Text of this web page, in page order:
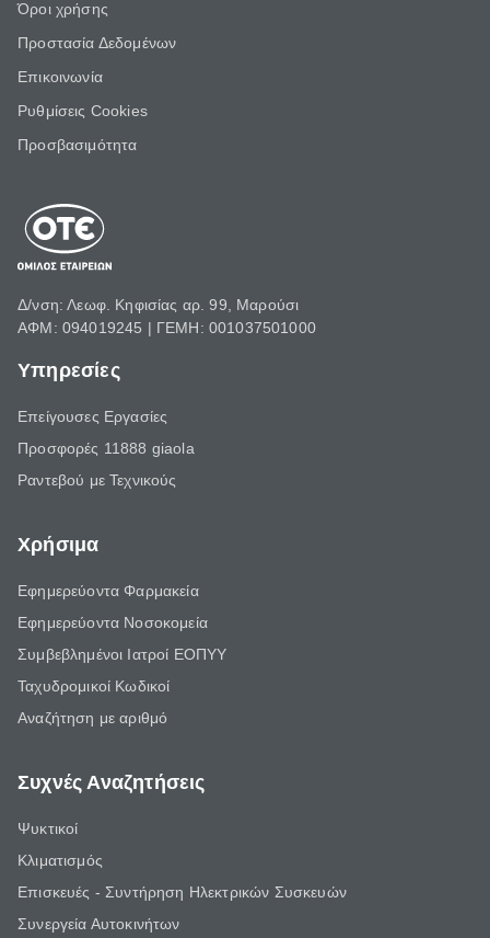
Όροι χρήσης
Προστασία Δεδομένων
Επικοινωνία
Ρυθμίσεις Cookies
Προσβασιμότητα
Δ/νση: Λεωφ. Κηφισίας αρ. 99, Μαρούσι
ΑΦΜ: 094019245 | ΓΕΜΗ: 001037501000
Υπηρεσίες
Επείγουσες Εργασίες
Προσφορές 11888 giaola
Ραντεβού με Τεχνικούς
Χρήσιμα
Εφημερεύοντα Φαρμακεία
Εφημερεύοντα Νοσοκομεία
Συμβεβλημένοι Ιατροί ΕΟΠΥΥ
Ταχυδρομικοί Κωδικοί
Αναζήτηση με αριθμό
Συχνές Αναζητήσεις
Ψυκτικοί
Κλιματισμός
Επισκευές - Συντήρηση Ηλεκτρικών Συσκευών
Συνεργεία Αυτοκινήτων